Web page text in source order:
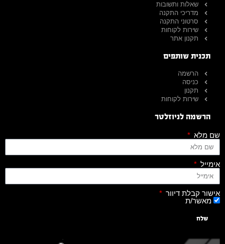
שאלות ותשובות
מדריכי התקנה
סרטוני התקנה
שירות לקוחות
תקנון אתר
תכנית שותפים
הרשמה
כניסה
תקנון
שירות לקוחות
הרשמה לניוזלטר
שם מלא
אימייל
אישור קבלת דיוור
מאשר/ת
שלח